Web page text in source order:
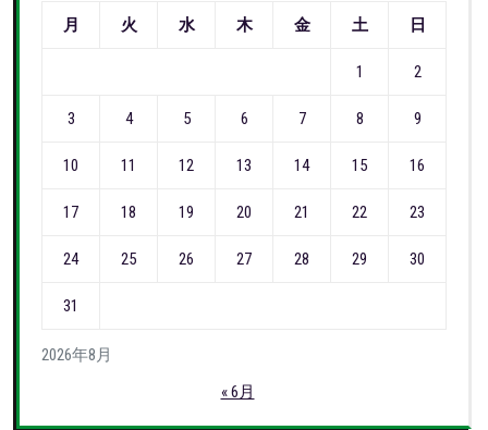
2026年8月
月 火 水 木 金 土 日
1 2
3 4 5 6 7 8 9
10 11 12 13 14 15 16
17 18 19 20 21 22 23
24 25 26 27 28 29 30
31
« 6月